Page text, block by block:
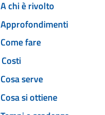
A chi è rivolto
Approfondimenti
Come fare
Costi
Cosa serve
Cosa si ottiene